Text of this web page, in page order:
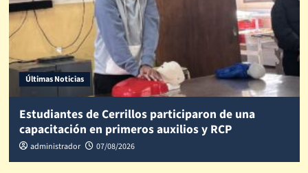
Últimas Noticias
Estudiantes de Cerrillos participaron de una
capacitación en primeros auxilios y RCP
administrador 07/08/2026